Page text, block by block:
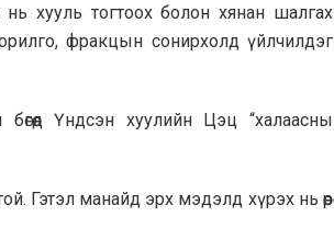
хууль тогтоох болон хянан шалгах
фракцын сонирхолд үйлчилдэг
Үндсэн хуулийн Цэц “халаасны
Гэтэл манайд эрх мэдэлд хүрэх нь өөрөө